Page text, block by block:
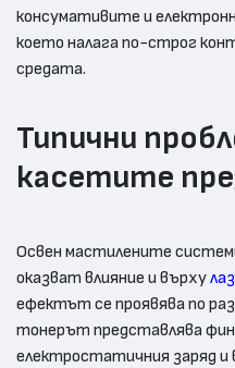
консумативите и
което налага по-строг
средата.
Типични
касетите
Освен мастилените
оказват влияние и върху
ефектът се проявява по
тонерът представлява
електростатичния заряд